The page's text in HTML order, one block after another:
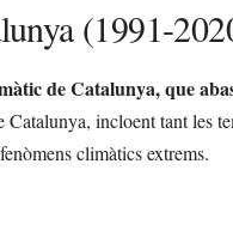
(1991-
de Catalunya, que
incloent tant les
climàtics extrems.